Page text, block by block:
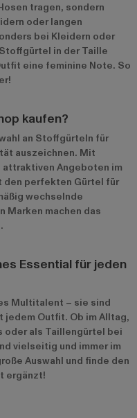
tragen, sondern
oder langen
bei Kleidern oder
in der Taille
eine feminine Note. So
kaufen?
an Stoffgürteln für
auszeichnen. Mit
attraktiven Angeboten im
den perfekten Gürtel für
wechselnde
Marken machen das
Essential für jeden
Multitalent – sie sind
jedem Outfit. Ob im Alltag,
oder als Taillengürtel bei
vielseitig und immer im
Auswahl und finde den
ergänzt!